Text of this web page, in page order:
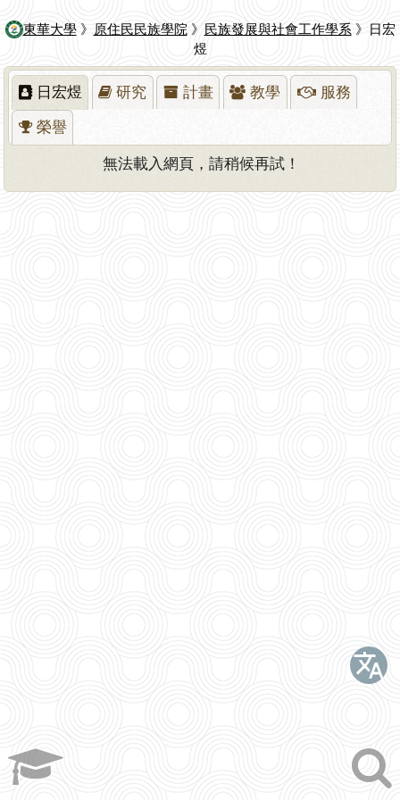
東華大學》 原住民民族學院》 民族發展與社會工作學系 》日宏
煜
日宏煜 研究 計畫 教學 服務
榮譽
無法載入網頁，請稍候再試！